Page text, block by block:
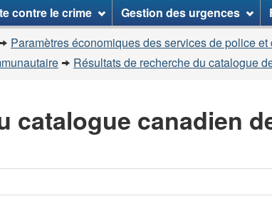
site
»
contre le crime Gestion des urgences
Paramètres économiques des services de police
Résultats de recherche du catalogue
catalogue canadien